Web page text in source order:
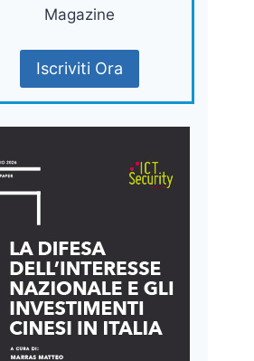
Magazine
Iscriviti Ora